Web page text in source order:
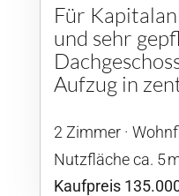
Für
und sehr
Aufzug in
2 Zimmer
Nutzfläche ca. 5
Kaufpreis